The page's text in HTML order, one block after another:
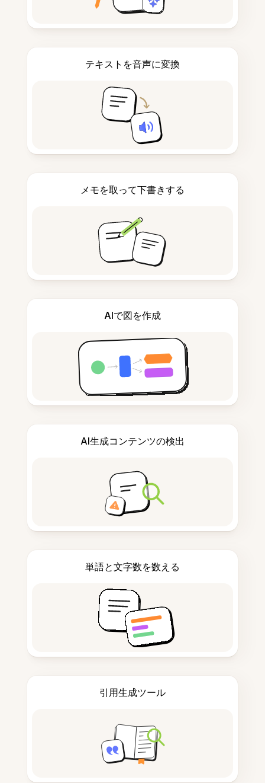
テキストを音声に変換
メモを取って下書きする
AIで図を作成
AI生成コンテンツの検出
単語と文字数を数える
引用生成ツール